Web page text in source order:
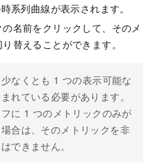
系列曲線が表示されます。
名前をクリックして、そのメ
替えることができます。
なくとも 1 つの表示可能な
れている必要があります。
に 1 つのメトリックのみが
合は、そのメトリックを非
できません。